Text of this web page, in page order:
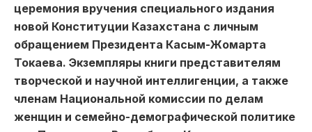
церемония вручения специального издания
новой Конституции Казахстана с личным
обращением Президента Касым-Жомарта
Токаева. Экземпляры книги представителям
творческой и научной интеллигенции, а также
членам Национальной комиссии по делам
женщин и семейно-демографической политике